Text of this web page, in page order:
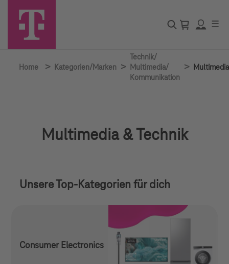
☰
Home > Kategorien/Marken >
Technik/
Multimedia/
Kommunikation
>
Multimedia & Technik
Unsere Top-Kategorien für dich
Consumer Electronics